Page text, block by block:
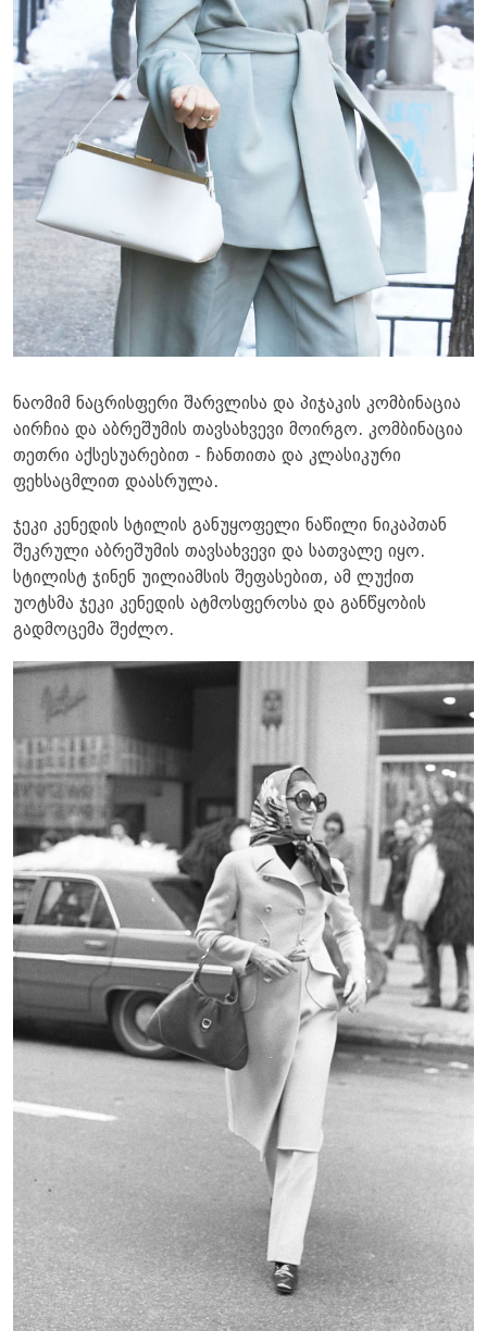
ნაომიმ ნაცრისფერი შარვლისა და პიჯაკის კომბინაცია
აირჩია და აბრეშუმის თავსახვევი მოირგო. კომბინაცია
თეთრი აქსესუარებით - ჩანთითა და კლასიკური
ფეხსაცმლით დაასრულა.
ჯეკი კენედის სტილის განუყოფელი ნაწილი ნიკაპთან
შეკრული აბრეშუმის თავსახვევი და სათვალე იყო.
სტილისტ ჯინენ უილიამსის შეფასებით, ამ ლუქით
უოტსმა ჯეკი კენედის ატმოსფეროსა და განწყობის
გადმოცემა შეძლო.